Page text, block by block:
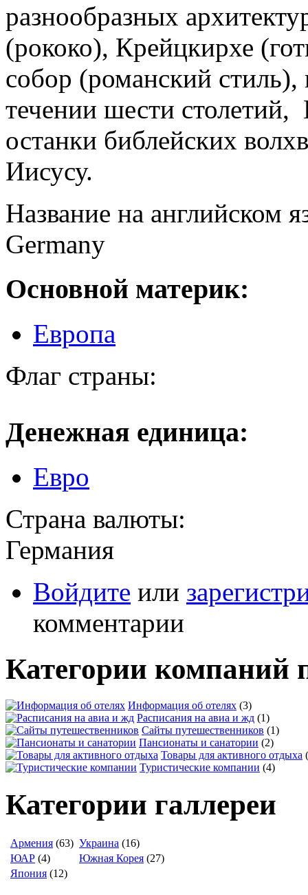
разнообразных
(рококо), Крейцкирхе
собор (романский
течении шести столетий,
останки библейских
Иисусу.
Название на английском
Germany
Основной материк:
Европа
Флаг страны:
Денежная единица:
Евро
Страна валюты:
Германия
Войдите или
комментарии
Категории компаний
Информация об отелях (3)
Расписания на авиа и жд (1)
Сайты путешественников (1)
Пансионаты и санатории (2)
Товары для активного отдыха
Туристические компании (4)
Категории галлереи
Армения (63) Украина (16)
ЮАР (4) Южная Корея (27)
Япония (12)